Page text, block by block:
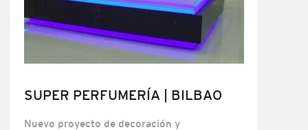
SUPER PERFUMERÍA | BILBAO
Nuevo proyecto de decoración y